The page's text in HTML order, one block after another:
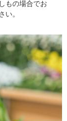
もの場合でお
い。